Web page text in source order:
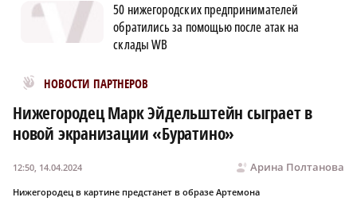
50 нижегородских предпринимателей
обратились за помощью после атак на
склады WB
НОВОСТИ ПАРТНЕРОВ
Новости МирТесен
Нижегородец Марк Эйдельштейн сыграет в
новой экранизации «Буратино»
Арина Полтанова
12:50, 14.04.2024
Нижегородец в картине предстанет в образе Артемона